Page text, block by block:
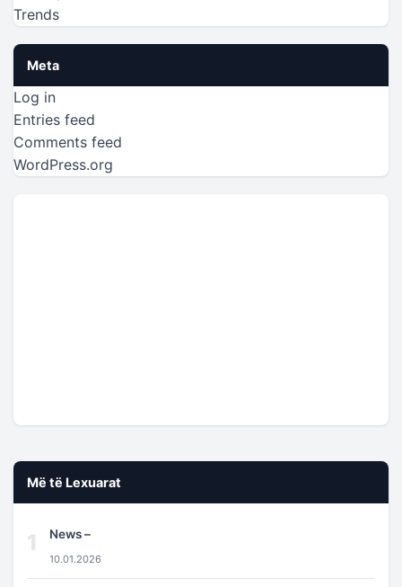
Trends
Meta
Log in
Entries feed
Comments feed
WordPress.org
Më të Lexuarat
1 News –
10.01.2026